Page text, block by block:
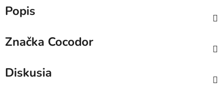
Popis
Značka Cocodor
Diskusia